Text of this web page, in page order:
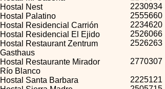
Hostal Nest
Hostal Palatino
Hostal Residencial Carrión
Hostal Residencial El Ejido
Hostal Restaurant Zentrum
Gasthaus
Hostal Restaurante Mirador
Río Blanco
Hostal Santa Barbara
2230934
2555660
2234620
2526066
2526263
2770307
2225121